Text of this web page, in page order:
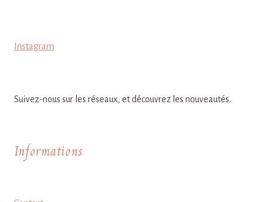
Instagram
Suivez-nous sur les réseaux, et découvrez les nouveautés.
Informations